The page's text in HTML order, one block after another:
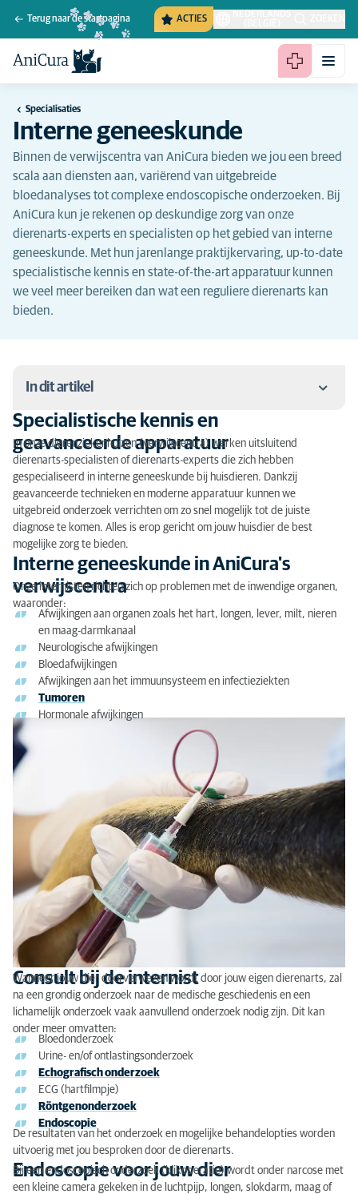
Terug naar de startpagina ACTIES
Specialisaties
Interne geneeskunde
Binnen de verwijscentra van AniCura bieden we jou een breed
scala aan diensten aan, variërend van uitgebreide
bloedanalyses tot complexe endoscopische onderzoeken. Bij
AniCura kun je rekenen op deskundige zorg van onze
dierenarts-experts en specialisten op het gebied van interne
geneeskunde. Met hun jarenlange praktijkervaring, up-to-date
specialistische kennis en state-of-the-art apparatuur kunnen
we veel meer bereiken dan wat een reguliere dierenarts kan
bieden.
In dit artikel
Specialistische kennis en geavanceerde apparatuur
Interne geneeskunde in AniCura's verwijscentra
Consult bij de internist
Endoscopie voor jouw dier
Wanneer naar de internist?
Waarom naar een dierenziekenhuis?
Vragen of advies nodig?
Specialistische kennis en
geavanceerde apparatuur
In onze dierenziekenhuizen (verwijscentra) werken uitsluitend
dierenarts-specialisten of dierenarts-experts die zich hebben
gespecialiseerd in interne geneeskunde bij huisdieren. Dankzij
geavanceerde technieken en moderne apparatuur kunnen we
uitgebreid onderzoek verrichten om zo snel mogelijk tot de juiste
diagnose te komen. Alles is erop gericht om jouw huisdier de best
mogelijke zorg te bieden.
Interne geneeskunde in AniCura's
verwijscentra
Onze internisten richten zich op problemen met de inwendige organen,
waaronder:
Afwijkingen aan organen zoals het hart, longen, lever, milt, nieren
en maag-darmkanaal
Neurologische afwijkingen
Bloedafwijkingen
Afwijkingen aan het immuunsysteem en infectieziekten
Tumoren
Hormonale afwijkingen
Consult bij de internist
Wanneer jouw dier doorverwezen wordt door jouw eigen dierenarts, zal
na een grondig onderzoek naar de medische geschiedenis en een
lichamelijk onderzoek vaak aanvullend onderzoek nodig zijn. Dit kan
onder meer omvatten:
Bloedonderzoek
Urine- en/of ontlastingsonderzoek
Echografisch onderzoek
ECG (hartfilmpje)
Röntgenonderzoek
Endoscopie
De resultaten van het onderzoek en mogelijke behandelopties worden
uitvoerig met jou besproken door de dierenarts.
Endoscopie voor jouw dier
Bij een endoscopisch onderzoek (kijkoperatie) wordt onder narcose met
een kleine camera gekeken in de luchtpijp, longen, slokdarm, maag of